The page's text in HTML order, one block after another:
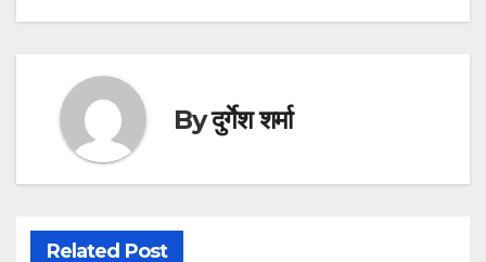
Byदुर्गेश शर्मा
Related Post